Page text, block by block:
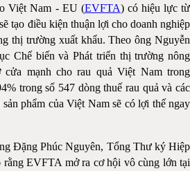
Việt Nam - EU (EVFTA) có hiệu lực từ
tạo điều kiện thuận lợi cho doanh nghiệp
thị trường xuất khẩu. Theo ông Nguyễn
Chế biến và Phát triển thị trường nông
mạnh cho rau quả Việt Nam trong
trong số 547 dòng thuế rau quả và các
phẩm của Việt Nam sẽ có lợi thế ngay
Đặng Phúc Nguyên, Tổng Thư ký Hiệp
EVFTA mở ra cơ hội vô cùng lớn tại